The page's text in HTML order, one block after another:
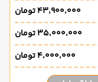
۴۳٬۹۰۰٬۰۰۰ تومان
۳۵٬۰۰۰٬۰۰۰ تومان
۴٬۰۰۰٬۰۰۰ تومان